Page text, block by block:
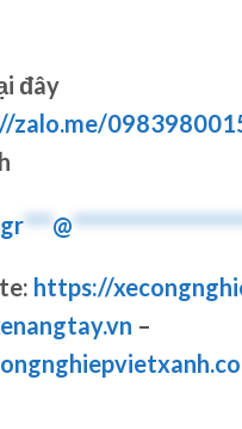
đây
zalo.me/
gr***@
https://
–